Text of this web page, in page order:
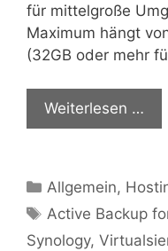
für mittelgroße
Maximum hängt
(32GB oder mehr
Weiterlesen …
Kategorien
Allgemein,
Schlagwörter
Active Backup
Synology,